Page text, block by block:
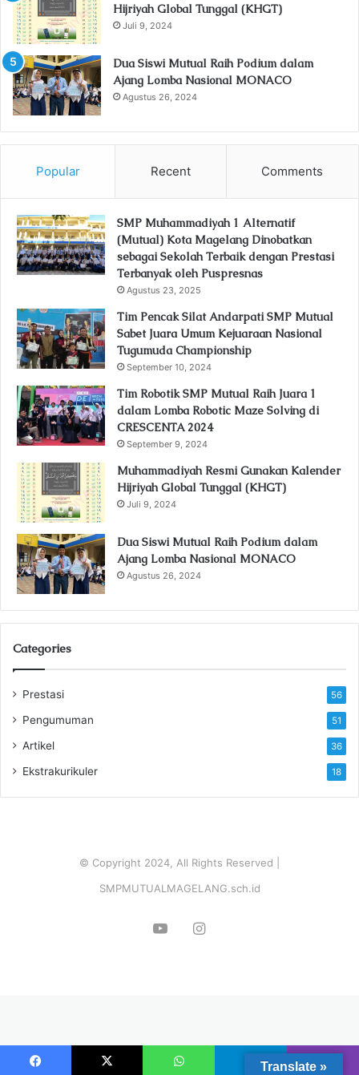
Hijriyah Global Tunggal (KHGT)
Juli 9, 2024
Dua Siswi Mutual Raih Podium dalam
Ajang Lomba Nasional MONACO
Agustus 26, 2024
Popular Recent Comments
SMP Muhammadiyah 1 Alternatif
(Mutual) Kota Magelang Dinobatkan
sebagai Sekolah Terbaik dengan Prestasi
Terbanyak oleh Puspresnas
Agustus 23, 2025
Tim Pencak Silat Andarpati SMP Mutual
Sabet Juara Umum Kejuaraan Nasional
Tugumuda Championship
September 10, 2024
Tim Robotik SMP Mutual Raih Juara 1
dalam Lomba Robotic Maze Solving di
CRESCENTA 2024
September 9, 2024
Muhammadiyah Resmi Gunakan Kalender
Hijriyah Global Tunggal (KHGT)
Juli 9, 2024
Dua Siswi Mutual Raih Podium dalam
Ajang Lomba Nasional MONACO
Agustus 26, 2024
Categories
Prestasi 56
Pengumuman 51
Artikel 36
Ekstrakurikuler 18
© Copyright 2024, All Rights Reserved |
SMPMUTUALMAGELANG.sch.id
YouTubeInstagram
Translate »